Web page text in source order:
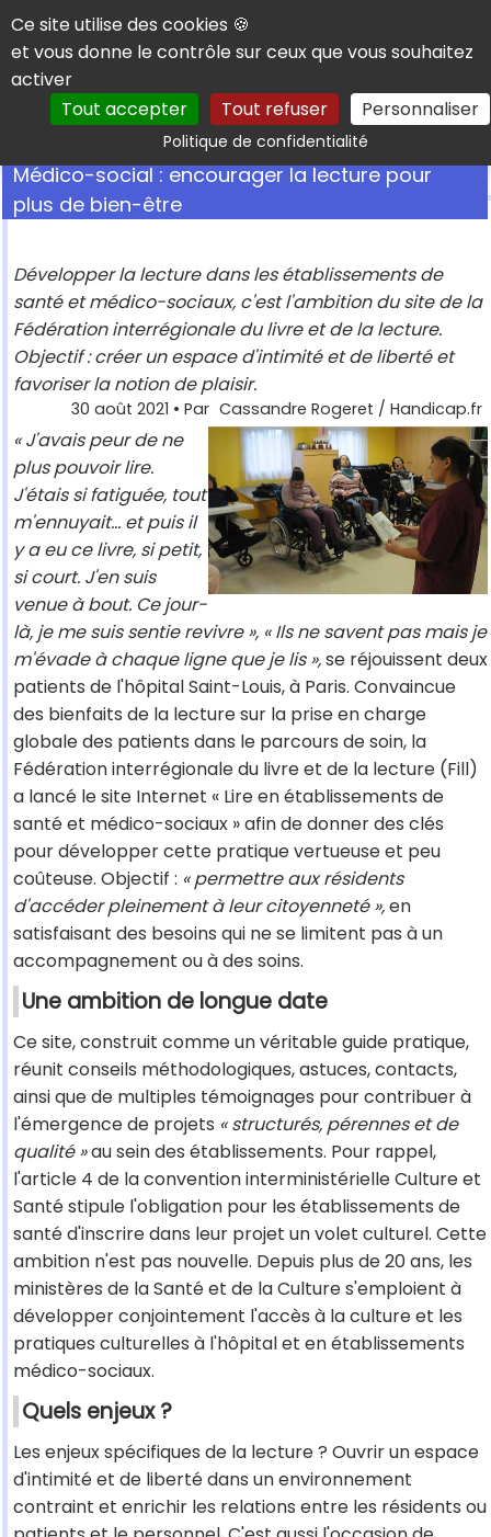
Panneau de gestion des cookies
Ce site utilise des cookies 🍪
et vous donne le contrôle sur ceux que vous souhaitez
activer
Tout accepter
Tout refuser Personnaliser
Politique de confidentialitéRechercher
Médico-social : encourager la lecture pour
plus de bien-être
Développer la lecture dans les établissements de
santé et médico-sociaux, c'est l'ambition du site de la
Fédération interrégionale du livre et de la lecture.
Objectif : créer un espace d'intimité et de liberté et
favoriser la notion de plaisir.
30 août 2021 • Par Cassandre Rogeret / Handicap.fr
« J'avais peur de ne
plus pouvoir lire.
J'étais si fatiguée, tout
m'ennuyait… et puis il
y a eu ce livre, si petit,
si court. J'en suis
venue à bout. Ce jour-
là, je me suis sentie revivre », « Ils ne savent pas mais je
m'évade à chaque ligne que je lis »,se réjouissent deux
patients de l'hôpital Saint-Louis, à Paris. Convaincue
des bienfaits de la lecture sur la prise en charge
globale des patients dans le parcours de soin, la
Fédération interrégionale du livre et de la lecture (Fill)
a lancé le site Internet « Lire en établissements de
santé et médico-sociaux » afin de donner des clés
pour développer cette pratique vertueuse et peu
coûteuse. Objectif : « permettre aux résidents
d'accéder pleinement à leur citoyenneté »,en
satisfaisant des besoins qui ne se limitent pas à un
accompagnement ou à des soins.
Une ambition de longue date
Ce site, construit comme un véritable guide pratique,
réunit conseils méthodologiques, astuces, contacts,
ainsi que de multiples témoignages pour contribuer à
l'émergence de projets « structurés, pérennes et de
qualité »au sein des établissements. Pour rappel,
l'article 4 de la convention interministérielle Culture et
Santé stipule l'obligation pour les établissements de
santé d'inscrire dans leur projet un volet culturel. Cette
ambition n'est pas nouvelle. Depuis plus de 20 ans, les
ministères de la Santé et de la Culture s'emploient à
développer conjointement l'accès à la culture et les
pratiques culturelles à l'hôpital et en établissements
médico-sociaux.
Quels enjeux ?
Les enjeux spécifiques de la lecture ? Ouvrir un espace
d'intimité et de liberté dans un environnement
contraint et enrichir les relations entre les résidents ou